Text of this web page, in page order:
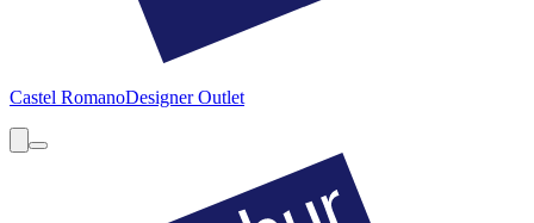
Castel RomanoDesigner Outlet